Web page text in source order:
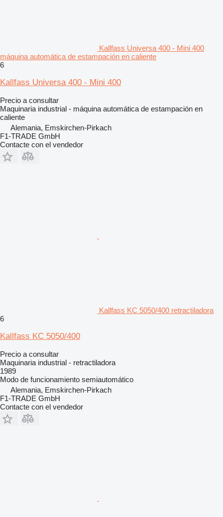
Kallfass Universa 400 - Mini 400
máquina automática de estampación en caliente
6
Kallfass Universa 400 - Mini 400
Precio a consultar
Maquinaria industrial - máquina automática de estampación en
caliente
Alemania, Emskirchen-Pirkach
F1-TRADE GmbH
Contacte con el vendedor
Kallfass KC 5050/400 retractiladora
6
Kallfass KC 5050/400
Precio a consultar
Maquinaria industrial - retractiladora
1989
Modo de funcionamiento semiautomático
Alemania, Emskirchen-Pirkach
F1-TRADE GmbH
Contacte con el vendedor